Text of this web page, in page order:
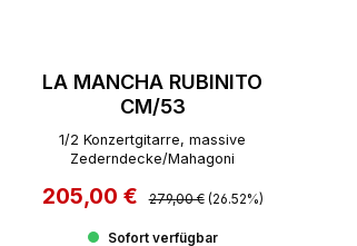
LA MANCHA RUBINITO
CM/53
1/2 Konzertgitarre, massive
Zederndecke/Mahagoni
Verkaufspreis:
205,00 € Regulärer Preis:
279,00 € (26.52%)
Sofort verfügbar